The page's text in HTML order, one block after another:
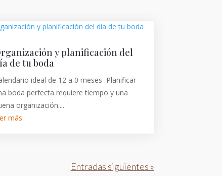
y planificación del
de tu boda
ideal de 12 a 0 meses Planificar
boda perfecta requiere tiempo y una
organización....
más
Entradas siguientes »